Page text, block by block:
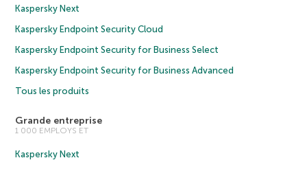
Kaspersky Next
Kaspersky Endpoint Security Cloud
Kaspersky Endpoint Security for Business Select
Kaspersky Endpoint Security for Business Advanced
Tous les produits
Grande entreprise
1 000 EMPLOYS ET
Kaspersky Next